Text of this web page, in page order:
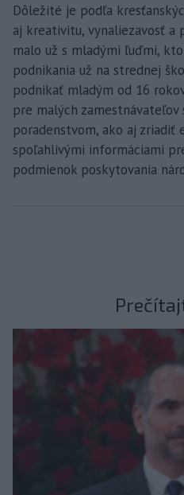
Dôležité je podľa
aj kreativitu, vynaliezavosť a
malo už s mladými ľuďmi,
podnikania už na strednej
podnikať mladým od 16
pre malých
poradenstvom, ako aj
spoľahlivými informáciami
podmienok poskytovania